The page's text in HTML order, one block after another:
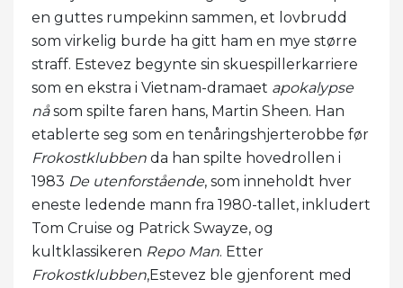
en guttes rumpekinn sammen, et lovbrudd
som virkelig burde ha gitt ham en mye større
straff. Estevez begynte sin skuespillerkarriere
som en ekstra i Vietnam-dramaet apokalypse
nåsom spilte faren hans, Martin Sheen. Han
etablerte seg som en tenåringshjerterobbe før
Frokostklubben da han spilte hovedrollen i
1983 De utenforstående, som inneholdt hver
eneste ledende mann fra 1980-tallet, inkludert
Tom Cruise og Patrick Swayze, og
kultklassikeren Repo Man. Etter
Frokostklubben,Estevez ble gjenforent med